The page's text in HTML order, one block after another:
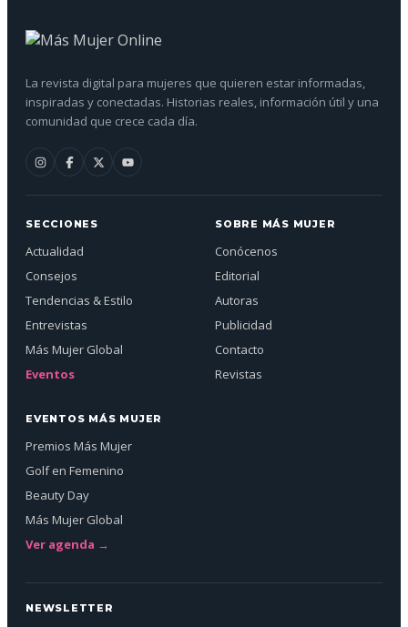
La revista digital para mujeres que quieren estar informadas,
inspiradas y conectadas. Historias reales, información útil y una
comunidad que crece cada día.
SECCIONES
Actualidad
Consejos
Tendencias & Estilo
Entrevistas
Más Mujer Global
Eventos
SOBRE MÁS MUJER
Conócenos
Editorial
Autoras
Publicidad
Contacto
Revistas
EVENTOS MÁS MUJER
Premios Más Mujer
Golf en Femenino
Beauty Day
Más Mujer Global
Ver agenda →
NEWSLETTER